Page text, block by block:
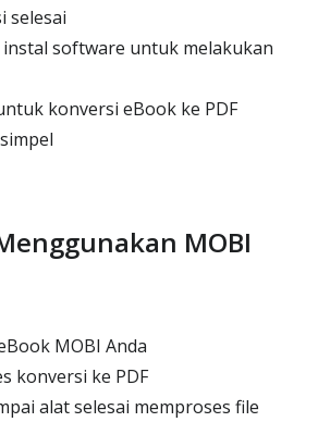
selesai
software untuk melakukan
konversi eBook ke PDF
MOBI
MOBI Anda
konversi ke PDF
alat selesai memproses file